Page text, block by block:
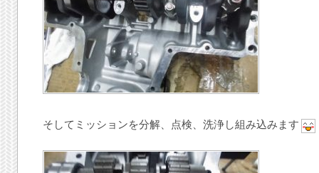
そしてミッションを分解、点検、洗浄し組み込みます